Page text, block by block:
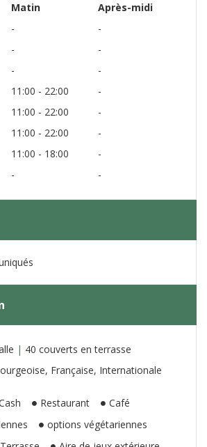
Matin
Après-midi
-
-
-
-
-
-
11:00 - 22:00
-
11:00 - 22:00
-
11:00 - 22:00
-
11:00 - 18:00
-
-
-
| 40 couverts en terrasse
Française, Internationale
Restaurant
Café
options végétariennes